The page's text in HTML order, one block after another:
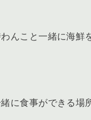
んこと一緒に海鮮
に食事ができる場